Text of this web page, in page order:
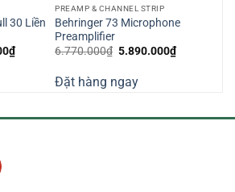
30 Liền
₫Giá
hiện
9.140.000₫.
PREAMP & CHANNEL STRIP
Behringer 73 Microphone
Preamplifier
6.770.000₫ Giá
6.770.000₫.
5.890.000₫Giá
hiện
Đặt hàng ngay